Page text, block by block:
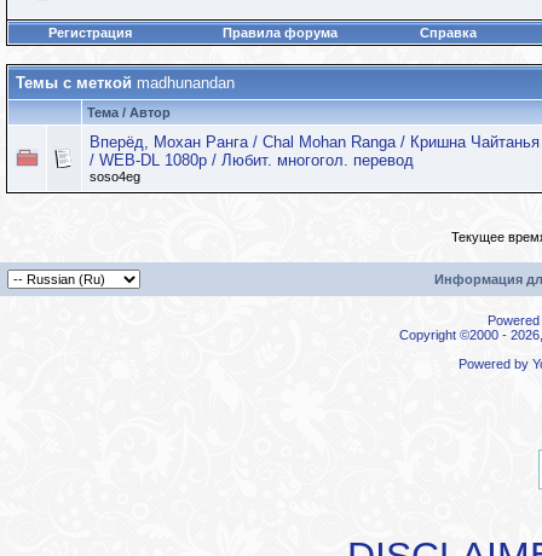
Регистрация Правила форума Справка
Темы с меткой madhunandan
Тема / Автор
Вперёд, Мохан Ранга / Chal Mohan Ranga / Кришна
/ WEB-DL 1080p / Любит. многогол. перевод
soso4eg
Текущее
Информация
Copyright ©2000 -
Powered by